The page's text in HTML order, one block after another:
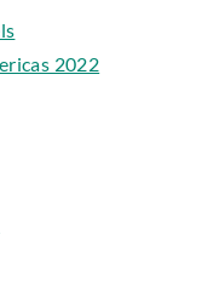
2022